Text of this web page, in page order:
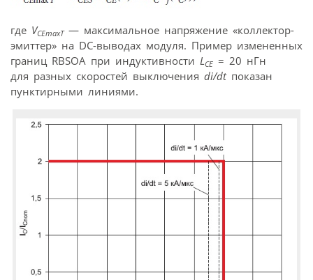
где VCEmaxT— максимальное напряжение «коллектор-
эмиттер» на DC-выводах модуля. Пример измененных
границ RBSOA при индуктивности LCE = 20 нГн
для разных скоростей выключения di/dtпоказан
пунктирными линиями.